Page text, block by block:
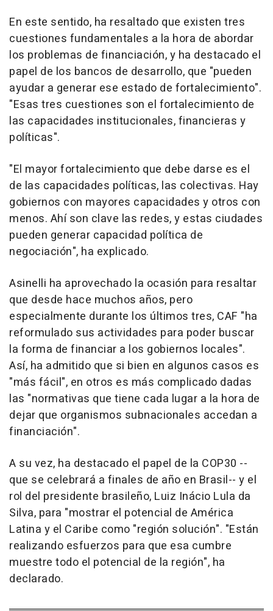
En este sentido, ha resaltado que existen tres
cuestiones fundamentales a la hora de abordar
los problemas de financiación, y ha destacado el
papel de los bancos de desarrollo, que "pueden
ayudar a generar ese estado de fortalecimiento".
"Esas tres cuestiones son el fortalecimiento de
las capacidades institucionales, financieras y
políticas".
"El mayor fortalecimiento que debe darse es el
de las capacidades políticas, las colectivas. Hay
gobiernos con mayores capacidades y otros con
menos. Ahí son clave las redes, y estas ciudades
pueden generar capacidad política de
negociación", ha explicado.
Asinelli ha aprovechado la ocasión para resaltar
que desde hace muchos años, pero
especialmente durante los últimos tres, CAF "ha
reformulado sus actividades para poder buscar
la forma de financiar a los gobiernos locales".
Así, ha admitido que si bien en algunos casos es
"más fácil", en otros es más complicado dadas
las "normativas que tiene cada lugar a la hora de
dejar que organismos subnacionales accedan a
financiación".
A su vez, ha destacado el papel de la COP30 --
que se celebrará a finales de año en Brasil-- y el
rol del presidente brasileño, Luiz Inácio Lula da
Silva, para "mostrar el potencial de América
Latina y el Caribe como "región solución". "Están
realizando esfuerzos para que esa cumbre
muestre todo el potencial de la región", ha
declarado.